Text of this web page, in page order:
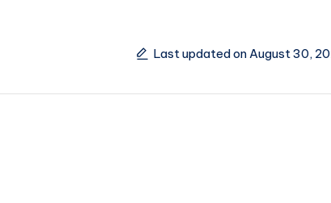
Last updated on August 30,